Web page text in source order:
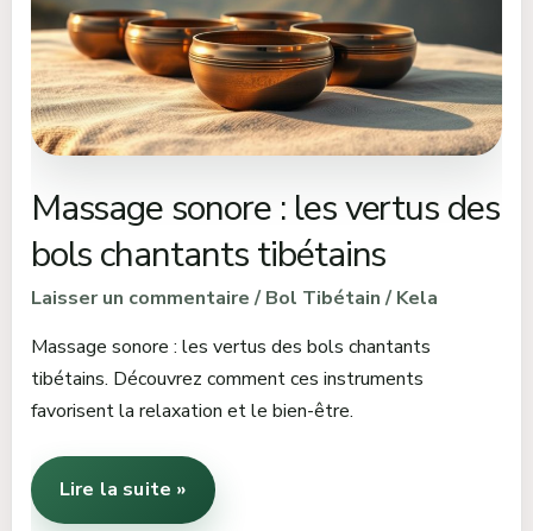
Massage sonore : les vertus des
bols chantants tibétains
Laisser un commentaire /Bol Tibétain/Kela
Massage sonore : les vertus des bols chantants
tibétains. Découvrez comment ces instruments
favorisent la relaxation et le bien-être.
vertus
des
bols
chantants
tibétains
Lire la suite »